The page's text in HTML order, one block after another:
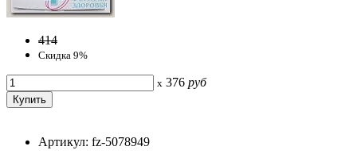
414
Скидка 9%
x 376 руб
Артикул: fz-5078949